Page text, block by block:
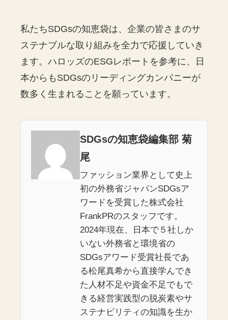
私たちSDGsの知恵袋は、企業の皆さまのサ
ステナブルな取り組みを全力で応援していき
ます。ハロッズのESGレポートを参考に、日
本からもSDGsのリーディングカンパニーが
数多く生まれることを願っています。
SDGsの知恵袋編集部 菊
尾
ファッション業界として史上
初の外務省ジャパンSDGsア
ワードを受賞した株式会社
FrankPRのスタッフです。
2024年現在、日本で５社しか
いない外務省と環境省の
SDGsアワード受賞社長であ
る松尾真希から直接学んでき
た人材不足や資金不足でもで
きる経営実践型の脱炭素やサ
ステナビリティの知識を生か